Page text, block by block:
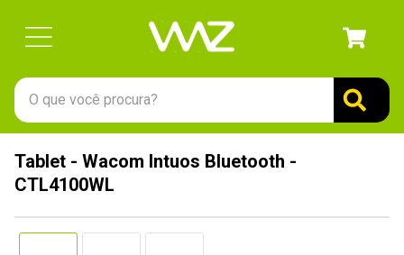
O que você procura?
Tablet - Wacom Intuos Bluetooth -
CTL4100WL
1º
gabinete
3º
teclado